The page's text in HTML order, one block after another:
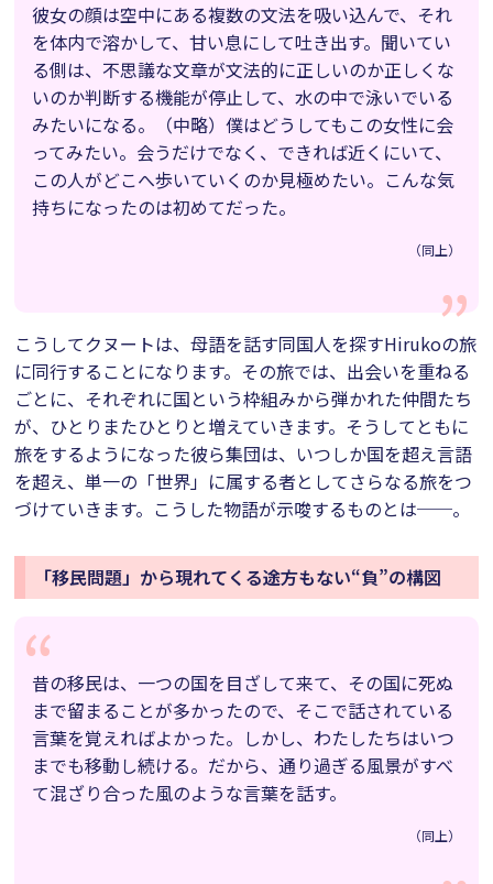
彼女の顔は空中にある複数の文法を吸い込んで、それ
を体内で溶かして、甘い息にして吐き出す。聞いてい
る側は、不思議な文章が文法的に正しいのか正しくな
いのか判断する機能が停止して、水の中で泳いでいる
みたいになる。（中略）僕はどうしてもこの女性に会
ってみたい。会うだけでなく、できれば近くにいて、
この人がどこへ歩いていくのか見極めたい。こんな気
持ちになったのは初めてだった。
（同上）
こうしてクヌートは、母語を話す同国人を探すHirukoの旅
に同行することになります。その旅では、出会いを重ねる
ごとに、それぞれに国という枠組みから弾かれた仲間たち
が、ひとりまたひとりと増えていきます。そうしてともに
旅をするようになった彼ら集団は、いつしか国を超え言語
を超え、単一の「世界」に属する者としてさらなる旅をつ
づけていきます。こうした物語が示唆するものとは──。
「移民問題」から現れてくる途方もない“負”の構図
昔の移民は、一つの国を目ざして来て、その国に死ぬ
まで留まることが多かったので、そこで話されている
言葉を覚えればよかった。しかし、わたしたちはいつ
までも移動し続ける。だから、通り過ぎる風景がすべ
て混ざり合った風のような言葉を話す。
（同上）